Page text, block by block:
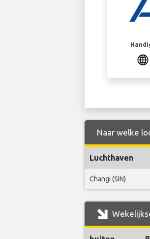
Naar welke
Luchthaven
Changi (SIN)